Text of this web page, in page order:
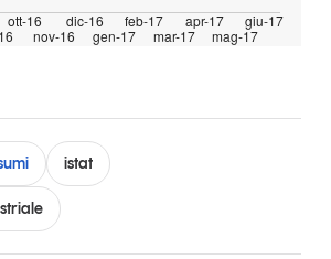
di GS1 Italy che racconta in
il cambiamento e le sfide del largo
a professionisti e
ott-16
nov-16
dic-16
gen-17
feb-17
mar-17
apr-17
mag-17
giu-17
istat